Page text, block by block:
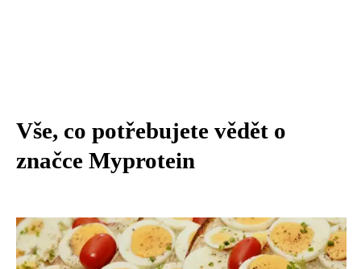
Vše, co potřebujete vědět o
značce Myprotein